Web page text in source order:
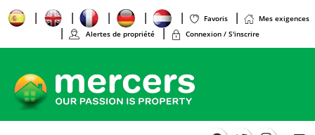
Favoris
Mes exigences
Alertes de propriété
Connexion / S'inscrire